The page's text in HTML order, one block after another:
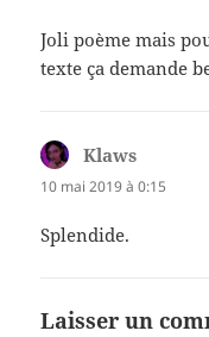
Joli poème mais
texte ça demande
Klaws
10 mai 2019 à 0:15
Splendide.
Laisser un